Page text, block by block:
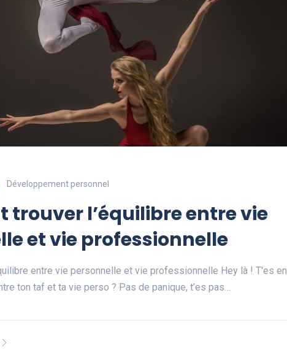
Développement personnel
trouver l’équilibre entre vie
et vie professionnelle
entre vie personnelle et vie professionnelle Hey là ! T'es en
ton taf et ta vie perso ? Pas de panique, t’es pas…